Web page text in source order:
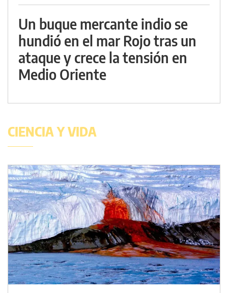
Un buque mercante indio se
hundió en el mar Rojo tras un
ataque y crece la tensión en
Medio Oriente
CIENCIA Y VIDA